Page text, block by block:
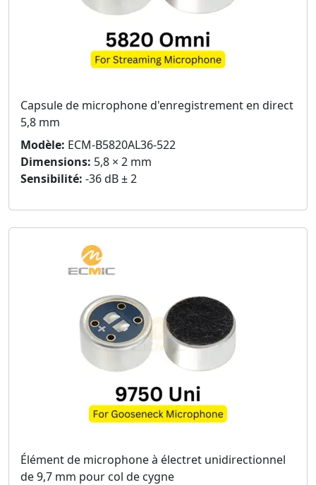
Capsule de microphone d'enregistrement en direct
5,8 mm
Modèle: ECM-B5820AL36-522
Dimensions: 5,8 × 2 mm
Sensibilité: -36 dB ± 2
Élément de microphone à électret unidirectionnel
de 9,7 mm pour col de cygne